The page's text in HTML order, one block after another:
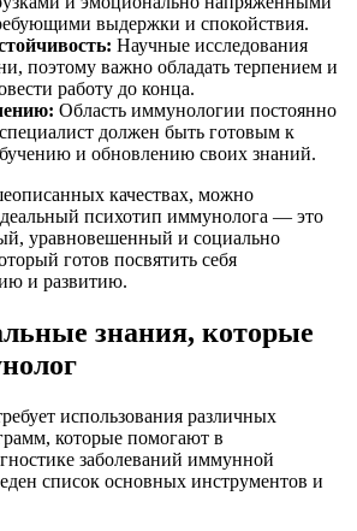
выдержки и спокойствия.
Научные исследования
поэтому важно обладать терпением и
работу до конца.
Область иммунологии постоянно
должен быть готовым к
и обновлению своих знаний.
качествах, можно
психотип иммунолога — это
уравновешенный и социально
готов посвятить себя
и развитию.
знания, которые
использования различных
которые помогают в
заболеваний иммунной
список основных инструментов и